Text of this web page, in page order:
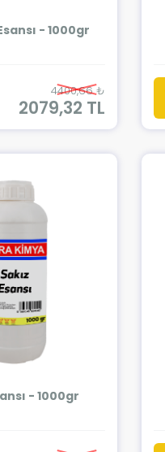
- 1000gr
4400,66 ₺
2079,32 TL
- 1000gr